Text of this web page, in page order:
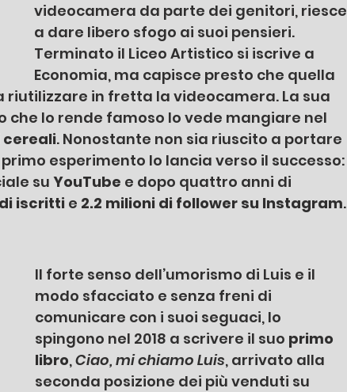
videocamera da parte dei genitori, riesce
a dare libero sfogo ai suoi pensieri.
Terminato il Liceo Artistico si iscrive a
Economia, ma capisce presto che quella
riutilizzare in fretta la videocamera. La sua
che lo rende famoso lo vede mangiare nel
cereali. Nonostante non sia riuscito a portare
esperimento lo lancia verso il successo:
su YouTube e dopo quattro anni di
iscritti e 2.2 milioni di follower su Instagram.
Il forte senso dell’umorismo di Luis e il
modo sfacciato e senza freni di
comunicare con i suoi seguaci, lo
spingono nel 2018 a scrivere il suo primo
libro, Ciao, mi chiamo Luis, arrivato alla
seconda posizione dei più venduti su